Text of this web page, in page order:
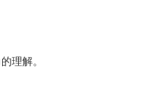
理解。